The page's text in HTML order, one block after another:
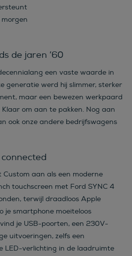
de jaren ’60
een vaste waarde in
generatie werd hij slimmer, sterker
maar een bewezen werkpaard
om aan te pakken. Nog aan
ook onze andere bedrijfswagens
Custom aan als een moderne
touchscreen met Ford SYNC 4
terwijl draadloos Apple
je smartphone moeiteloos
je USB-poorten, een 230V-
uitvoeringen, zelfs een
LED-verlichting in de laadruimte